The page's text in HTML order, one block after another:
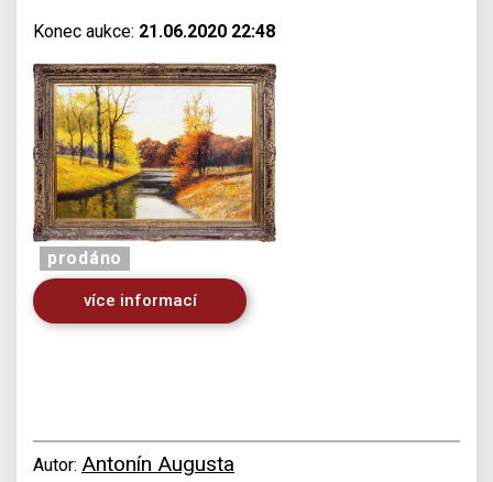
Konec aukce: 21.06.2020 22:48
prodáno
více informací
Autor: Antonín Augusta